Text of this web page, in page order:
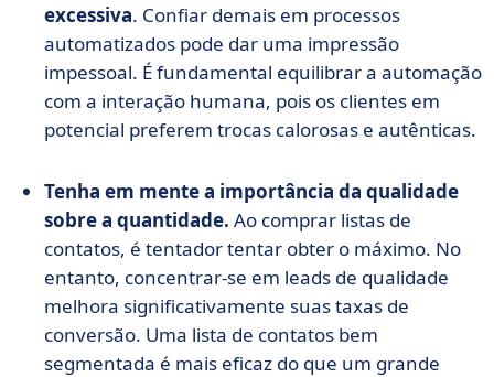
excessiva. Confiar demais em processos
automatizados pode dar uma impressão
impessoal. É fundamental equilibrar a automação
com a interação humana, pois os clientes em
potencial preferem trocas calorosas e autênticas.
Tenha em mente a importância da qualidade
sobre a quantidade. Ao comprar listas de
contatos, é tentador tentar obter o máximo. No
entanto, concentrar-se em leads de qualidade
melhora significativamente suas taxas de
conversão. Uma lista de contatos bem
segmentada é mais eficaz do que um grande